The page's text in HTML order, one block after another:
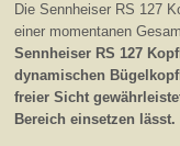
Die Sennheiser RS 127
einer momentanen
Sennheiser RS 127
dynamischen
freier Sicht
Bereich einsetzen lässt.